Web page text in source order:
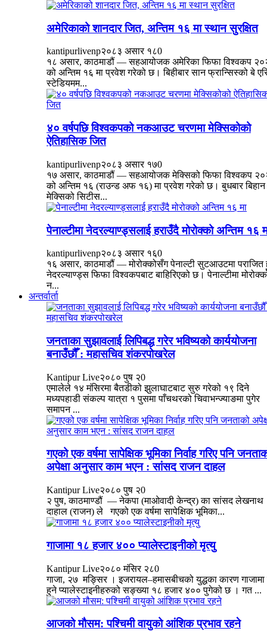
अमेरिकाको शानदार जित, अन्तिम १६ मा स्थान सुरक्षित
kantipurlivenp२०८३ असार १८0
१८ असार, काठमाडौं — सहआयोजक अमेरिका फिफा विश्वकप
को अन्तिम १६ मा प्रवेश गरेको छ। बिहीबार सान फ्रान्सिस्को बे
स्टेडियमम...
४० वर्षपछि विश्वकपको नकआउट चरणमा मेक्सिकोको
ऐतिहासिक जित
kantipurlivenp२०८३ असार १७0
१७ असार, काठमाडौं — सहआयोजक मेक्सिको फिफा विश्वकप
को अन्तिम १६ (राउन्ड अफ १६) मा प्रवेश गरेको छ। बुधबार बिहान
मेक्सिको सिटीस...
पेनाल्टीमा नेदरल्याण्ड्सलाई हराउँदै मोरोक्को अन्तिम १६
kantipurlivenp२०८३ असार १६0
१६ असार, काठमाडौं — मोरोक्कोसँग पेनाल्टी सुटआउटमा पराजित
नेदरल्याण्ड्स फिफा विश्वकपबाट बाहिरिएको छ। पेनाल्टीमा
न...
अन्तर्वार्ता
जनताका सुझावलाई लिपिबद्ध गरेर भविष्यको कार्ययोजना
बनाउँछौँ : महासचिव शंकरपोखरेल
Kantipur Live२०८० पुष २0
एमालेले १४ मंसिरमा बैतडीको झुलाघाटबाट सुरु गरेको १९ दिने
मध्यपहाडी संकल्प यात्रा १ पुसमा पाँचथरको चिवाभन्ज्याङमा पुगेर
समापन ...
गएको एक वर्षमा सापेक्षिक भूमिका निर्वाह गरिए पनि
अपेक्षा अनुसार काम भएन : सांसद राजन दाहल
Kantipur Live२०८० पुष २0
२ पुष, काठमाण्डौं — नेकपा (माओवादी केन्द्र) का सांसद लेखनाथ
दाहाल (राजन) ले गएको एक वर्षमा सापेक्षिक भूमिका...
गाजामा १८ हजार ४०० प्यालेस्टाइनीको मृत्यु
Kantipur Live२०८० मंसिर २८0
गाजा, २७ मङ्सिर । इजरायल–हमासबीचको युद्धका कारण गाजामा
हुने प्यालेस्टाइनीहरुको सङ्ख्या १८ हजार ४०० पुगेको छ । गत ...
आजको मौसम: पश्चिमी वायुको आंशिक प्रभाव रहने